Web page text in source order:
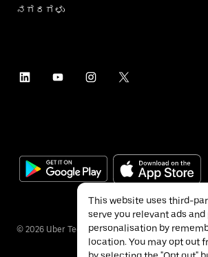
ನಗರಗಳು
© 2026 Uber Technologies Inc.
This website uses third-
serve you relevant ads and
personalisation by
location. You may opt out